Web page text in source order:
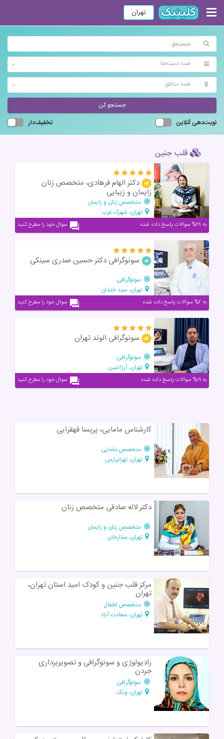
تهران
همه دسته‌ها
همه مناطق
جستجو کن
نوبت‌دهی آنلاین
تخفیف‌دار
قلب جنین
دکتر الهام فرهادی، متخصص زنان
زايمان و زیبایی
متخصص زنان و زایمان
تهران، شهرک غرب
به ۲۸% سوالات پاسخ داده شده سوال خود را مطرح کنید
سونوگرافی دکتر حسین صدری سینکی
سونوگرافی
تهران، سید خندان
به ۲% سوالات پاسخ داده شده سوال خود را مطرح کنید
سونوگرافی الوند تهران
سونوگرافی
تهران، آرژانتین
به ۱۹% سوالات پاسخ داده شده سوال خود را مطرح کنید
کارشناس مامایی، پریسا قهقرایی
متخصص مامایی
تهران، تهرانپارس
دکتر لاله صادقی متخصص زنان
متخصص زنان و زایمان
تهران، ستارخان
مرکز قلب جنین و کودک امید استان تهران،
تهران
متخصص اطفال
تهران، سعادت آباد
رادیولوژی و سونوگرافی و تصویربرداری
جردن
سونوگرافی
تهران، ونک